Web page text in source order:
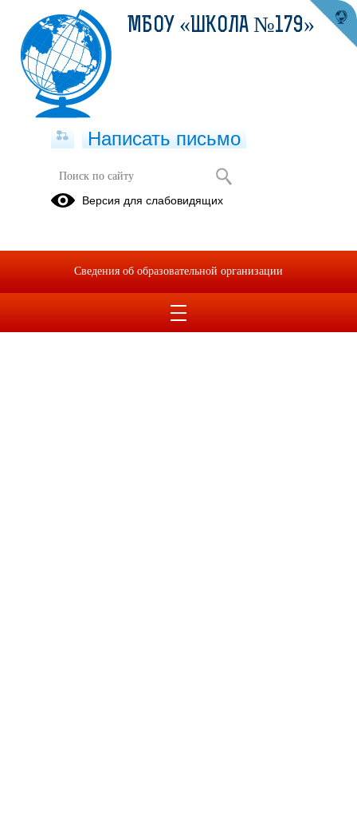
МБОУ «ШКОЛА №179»
Написать письмо
Версия для слабовидящих
Сведения об образовательной организации